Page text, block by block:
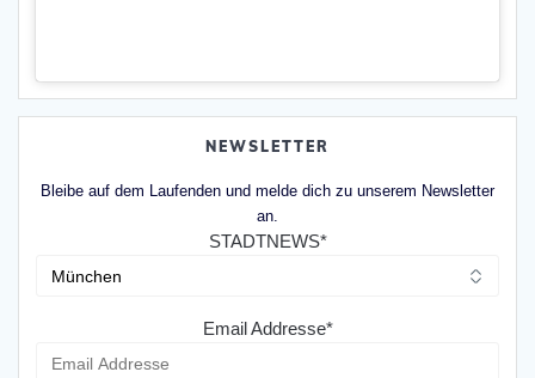
NEWSLETTER
Bleibe auf dem Laufenden und melde dich zu unserem Newsletter
an.
STADTNEWS*
Email Addresse*